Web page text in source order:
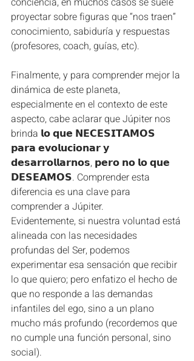
proyectar sobre figuras que “nos traen”
conocimiento, sabiduría y respuestas
(profesores, coach, guías, etc).
Finalmente, y para comprender mejor la
dinámica de este planeta,
especialmente en el contexto de este
aspecto, cabe aclarar que Júpiter nos
brinda 𝗹𝗼 𝗾𝘂𝗲 𝗡𝗘𝗖𝗘𝗦𝗜𝗧𝗔𝗠𝗢𝗦
𝗽𝗮𝗿𝗮 𝗲𝘃𝗼𝗹𝘂𝗰𝗶𝗼𝗻𝗮𝗿 𝘆
𝗱𝗲𝘀𝗮𝗿𝗿𝗼𝗹𝗹𝗮𝗿𝗻𝗼𝘀, 𝗽𝗲𝗿𝗼 𝗻𝗼 𝗹𝗼 𝗾𝘂𝗲
𝗗𝗘𝗦𝗘𝗔𝗠𝗢𝗦. Comprender esta
diferencia es una clave para
comprender a Júpiter.
Evidentemente, si nuestra voluntad está
alineada con las necesidades
profundas del Ser, podemos
experimentar esa sensación que recibir
lo que quiero; pero enfatizo el hecho de
que no responde a las demandas
infantiles del ego, sino a un plano
mucho más profundo (recordemos que
no cumple una función personal, sino
social).